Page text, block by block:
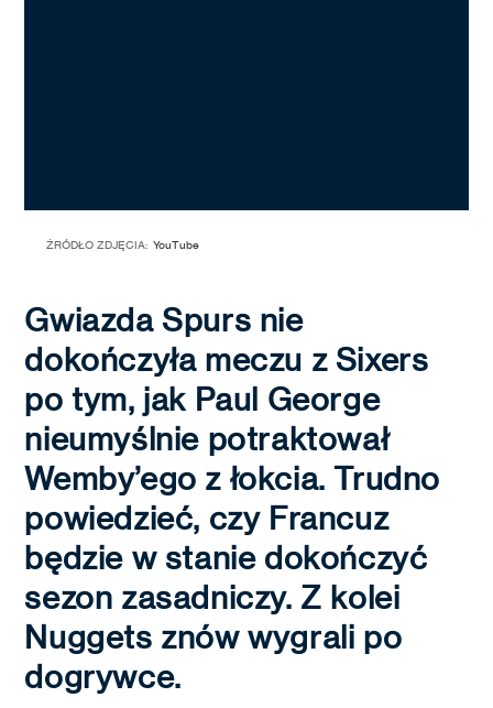
ŹRÓDŁO ZDJĘCIA: YouTube
Gwiazda Spurs nie
dokończyła meczu z Sixers
po tym, jak Paul George
nieumyślnie potraktował
Wemby’ego z łokcia. Trudno
powiedzieć, czy Francuz
będzie w stanie dokończyć
sezon zasadniczy. Z kolei
Nuggets znów wygrali po
dogrywce.